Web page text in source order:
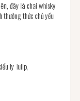
đây là chai whisky
thưởng thức chủ yếu
ly Tulip,